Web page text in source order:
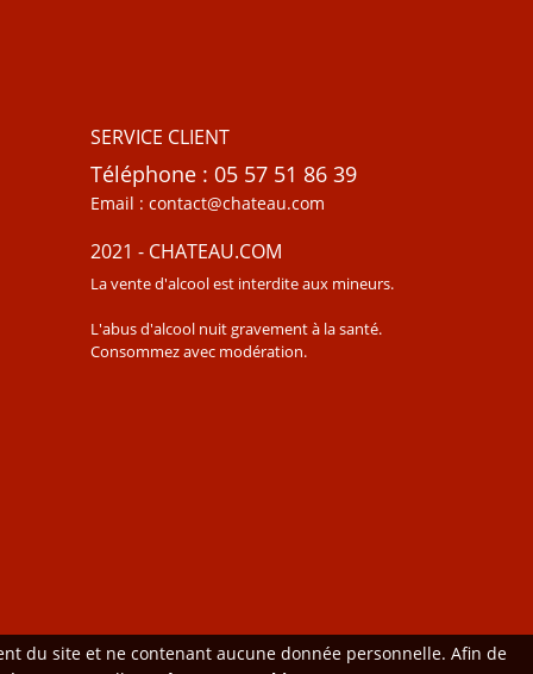
SERVICE CLIENT
Téléphone : 05 57 51 86 39
Email : contact@chateau.com
2021 - CHATEAU.COM
La vente d'alcool est interdite aux mineurs.
L'abus d'alcool nuit gravement à la santé.
Consommez avec modération.
du site et ne contenant aucune donnée personnelle. Afin de